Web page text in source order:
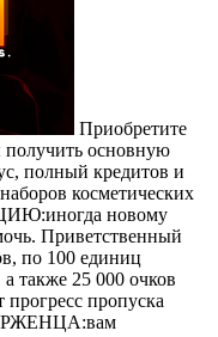
Приобретите
основную
полный кредитов и
косметических
новому
Приветственный
по 100 единиц
также 25 000 очков
прогресс пропуска